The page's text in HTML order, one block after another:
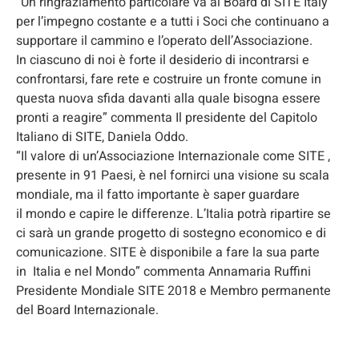
per l’impegno costante e a tutti i Soci che continuano a
supportare il cammino e l’operato dell’Associazione.
In ciascuno di noi è forte il desiderio di incontrarsi e
confrontarsi, fare rete e costruire un fronte comune in
questa nuova sfida davanti alla quale bisogna essere
pronti a reagire” commenta Il presidente del Capitolo
Italiano di SITE, Daniela Oddo.
“Il valore di un’Associazione Internazionale come SITE ,
presente in 91 Paesi, è nel fornirci una visione su scala
mondiale, ma il fatto importante è saper guardare
il mondo e capire le differenze. L’Italia potrà ripartire se
ci sarà un grande progetto di sostegno economico e di
comunicazione. SITE è disponibile a fare la sua parte
in Italia e nel Mondo” commenta Annamaria Ruffini
Presidente Mondiale SITE 2018 e Membro permanente
del Board Internazionale.